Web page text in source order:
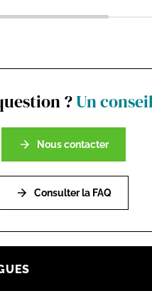
?Un
Nous contacter
Consulter la FAQ